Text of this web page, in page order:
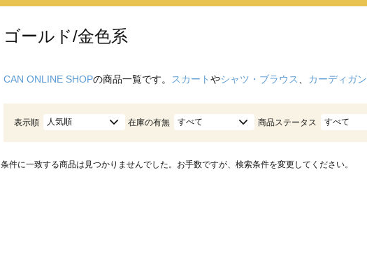
ゴールド/金色系
CAN ONLINE SHOPの商品一覧です。 スカートやシャツ・ブラウス カーディガン
表示順 人気順 在庫の有無 すべて 商品ステータス すべて
条件に一致する商品は見つかりませんでした。お手数ですが、検索条件を変更してください。